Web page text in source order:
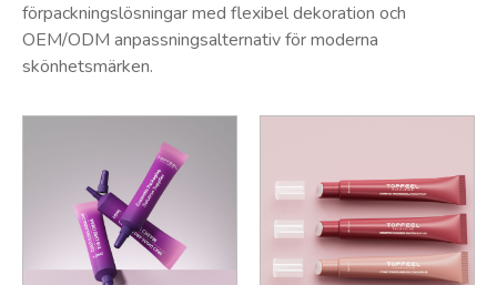
förpackningslösningar med flexibel dekoration och
OEM/ODM anpassningsalternativ för moderna
skönhetsmärken.